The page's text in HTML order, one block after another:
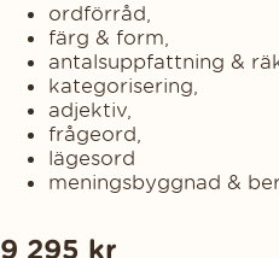
ordförråd,
färg & form,
antalsuppfattning &
kategorisering,
adjektiv,
frågeord,
lägesord
meningsbyggnad &
9 295 kr